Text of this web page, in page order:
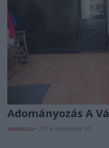
Adományozás A
evatessza • 2014. november 05.